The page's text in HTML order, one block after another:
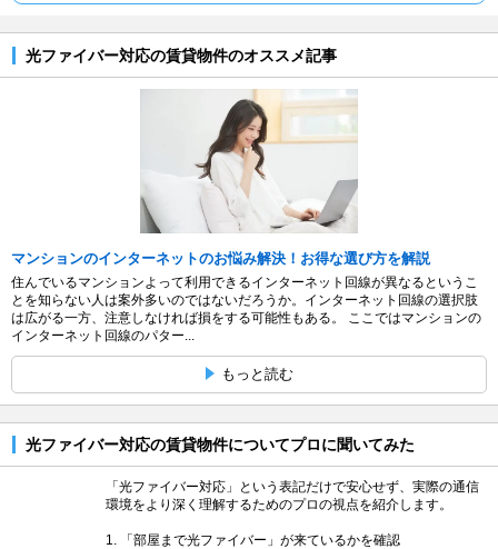
光ファイバー対応の賃貸物件のオススメ記事
マンションのインターネットのお悩み解決！お得な選び方を解説
住んでいるマンションよって利用できるインターネット回線が異なるというこ
とを知らない人は案外多いのではないだろうか。インターネット回線の選択肢
は広がる一方、注意しなければ損をする可能性もある。 ここではマンションの
インターネット回線のパター...
もっと読む
光ファイバー対応の賃貸物件についてプロに聞いてみた
「光ファイバー対応」という表記だけで安心せず、実際の通信
環境をより深く理解するためのプロの視点を紹介します。
1. 「部屋まで光ファイバー」が来ているかを確認